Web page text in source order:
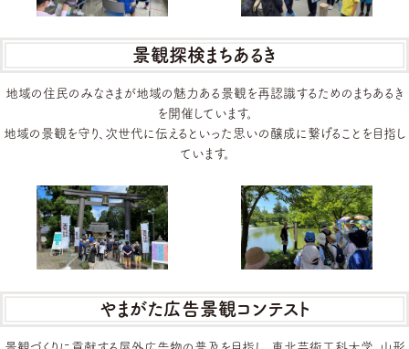
景観探検まちあるき
地域の住民のみなさまが地域の魅力ある景観を再認識するためのまちあるき
を開催しています。
地域の景観を守り、次世代に伝えるといった思いの醸成に繋げることを目指し
ています。
やまがた広告景観コンテスト